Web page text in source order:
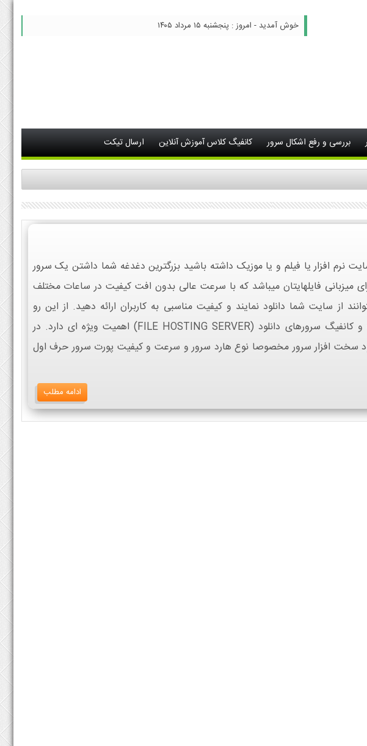
خوش آمدید - امروز : پنجشنبه ۱۵ مرداد ۱۴۰۵
بررسی و رفع اشکال سرور کانفیگ کلاس آموزش آنلاین ارسال تیکت
نرم افزار یا فیلم و یا موزیک داشته باشید بزرگترین دغدغه شما داشتن یک سرور
میزبانی فایلهایتان میباشد که با سرعت عالی بدون افت کیفیت در ساعات مختلف
از سایت شما دانلود نمایند و کیفیت مناسبی به کاربران ارائه دهید. از این رو
بحث مدیریت و کانفیگ سرورهای دانلود (FILE HOSTING SERVER) اهمیت ویژه ای دارد. در
سخت افزار سرور مخصوصا نوع هارد سرور و سرعت و کیفیت پورت سرور حرف اول
ادامه مطلب